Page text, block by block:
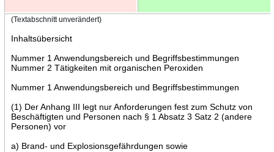
(Textabschnitt unverändert)
Inhaltsübersicht
Nummer 1 Anwendungsbereich und Begriffsbestimmungen
Nummer 2 Tätigkeiten mit organischen Peroxiden
Nummer 1 Anwendungsbereich und Begriffsbestimmungen
(1) Der Anhang III legt nur Anforderungen fest zum Schutz von
Beschäftigten und Personen nach § 1 Absatz 3 Satz 2 (andere
Personen) vor
a) Brand- und Explosionsgefährdungen sowie